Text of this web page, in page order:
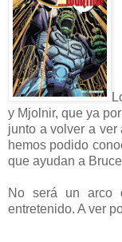
y Mjolnir, que ya
junto a volver a
hemos podido
que ayudan a
No será un arco
entretenido. A ver